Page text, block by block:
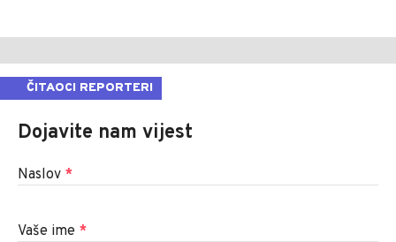
ČITAOCI REPORTERI
Dojavite nam vijest
Naslov *
Vaše ime *